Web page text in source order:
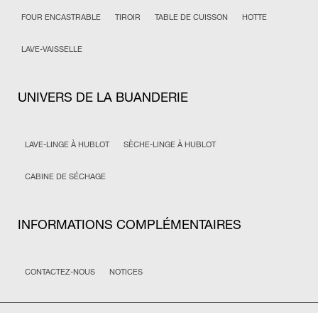
FOUR ENCASTRABLE TIROIR TABLE DE CUISSON HOTTE
LAVE-VAISSELLE
UNIVERS DE LA BUANDERIE
LAVE-LINGE À HUBLOT SÈCHE-LINGE À HUBLOT
CABINE DE SÉCHAGE
INFORMATIONS COMPLÉMENTAIRES
CONTACTEZ-NOUS NOTICES